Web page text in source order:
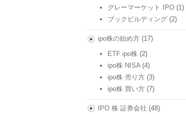
グレーマーケット IPO (1)
ブックビルディング (2)
ipo株の始め方(17)
ETF ipo株 (2)
ipo株 NISA (4)
ipo株 売り方 (3)
ipo株 買い方 (7)
IPO 株 証券会社 (48)